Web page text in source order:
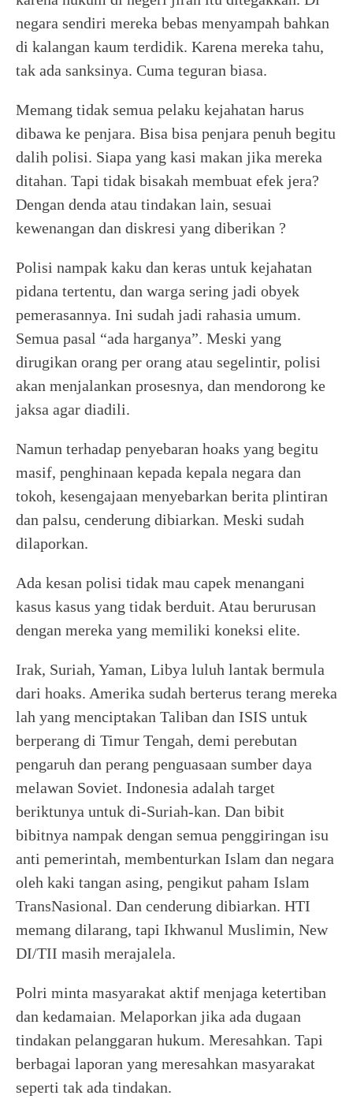
negara sendiri mereka bebas menyampah bahkan
di kalangan kaum terdidik. Karena mereka tahu,
tak ada sanksinya. Cuma teguran biasa.
Memang tidak semua pelaku kejahatan harus
dibawa ke penjara. Bisa bisa penjara penuh begitu
dalih polisi. Siapa yang kasi makan jika mereka
ditahan. Tapi tidak bisakah membuat efek jera?
Dengan denda atau tindakan lain, sesuai
kewenangan dan diskresi yang diberikan ?
Polisi nampak kaku dan keras untuk kejahatan
pidana tertentu, dan warga sering jadi obyek
pemerasannya. Ini sudah jadi rahasia umum.
Semua pasal “ada harganya”. Meski yang
dirugikan orang per orang atau segelintir, polisi
akan menjalankan prosesnya, dan mendorong ke
jaksa agar diadili.
Namun terhadap penyebaran hoaks yang begitu
masif, penghinaan kepada kepala negara dan
tokoh, kesengajaan menyebarkan berita plintiran
dan palsu, cenderung dibiarkan. Meski sudah
dilaporkan.
Ada kesan polisi tidak mau capek menangani
kasus kasus yang tidak berduit. Atau berurusan
dengan mereka yang memiliki koneksi elite.
Irak, Suriah, Yaman, Libya luluh lantak bermula
dari hoaks. Amerika sudah berterus terang mereka
lah yang menciptakan Taliban dan ISIS untuk
berperang di Timur Tengah, demi perebutan
pengaruh dan perang penguasaan sumber daya
melawan Soviet. Indonesia adalah target
beriktunya untuk di-Suriah-kan. Dan bibit
bibitnya nampak dengan semua penggiringan isu
anti pemerintah, membenturkan Islam dan negara
oleh kaki tangan asing, pengikut paham Islam
TransNasional. Dan cenderung dibiarkan. HTI
memang dilarang, tapi Ikhwanul Muslimin, New
DI/TII masih merajalela.
Polri minta masyarakat aktif menjaga ketertiban
dan kedamaian. Melaporkan jika ada dugaan
tindakan pelanggaran hukum. Meresahkan. Tapi
berbagai laporan yang meresahkan masyarakat
seperti tak ada tindakan.